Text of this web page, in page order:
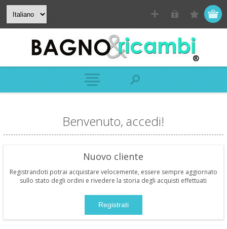
Benvenuto, accedi!
Nuovo cliente
Registrandoti potrai acquistare velocemente, essere sempre aggiornato
sullo stato degli ordini e rivedere la storia degli acquisti effettuati